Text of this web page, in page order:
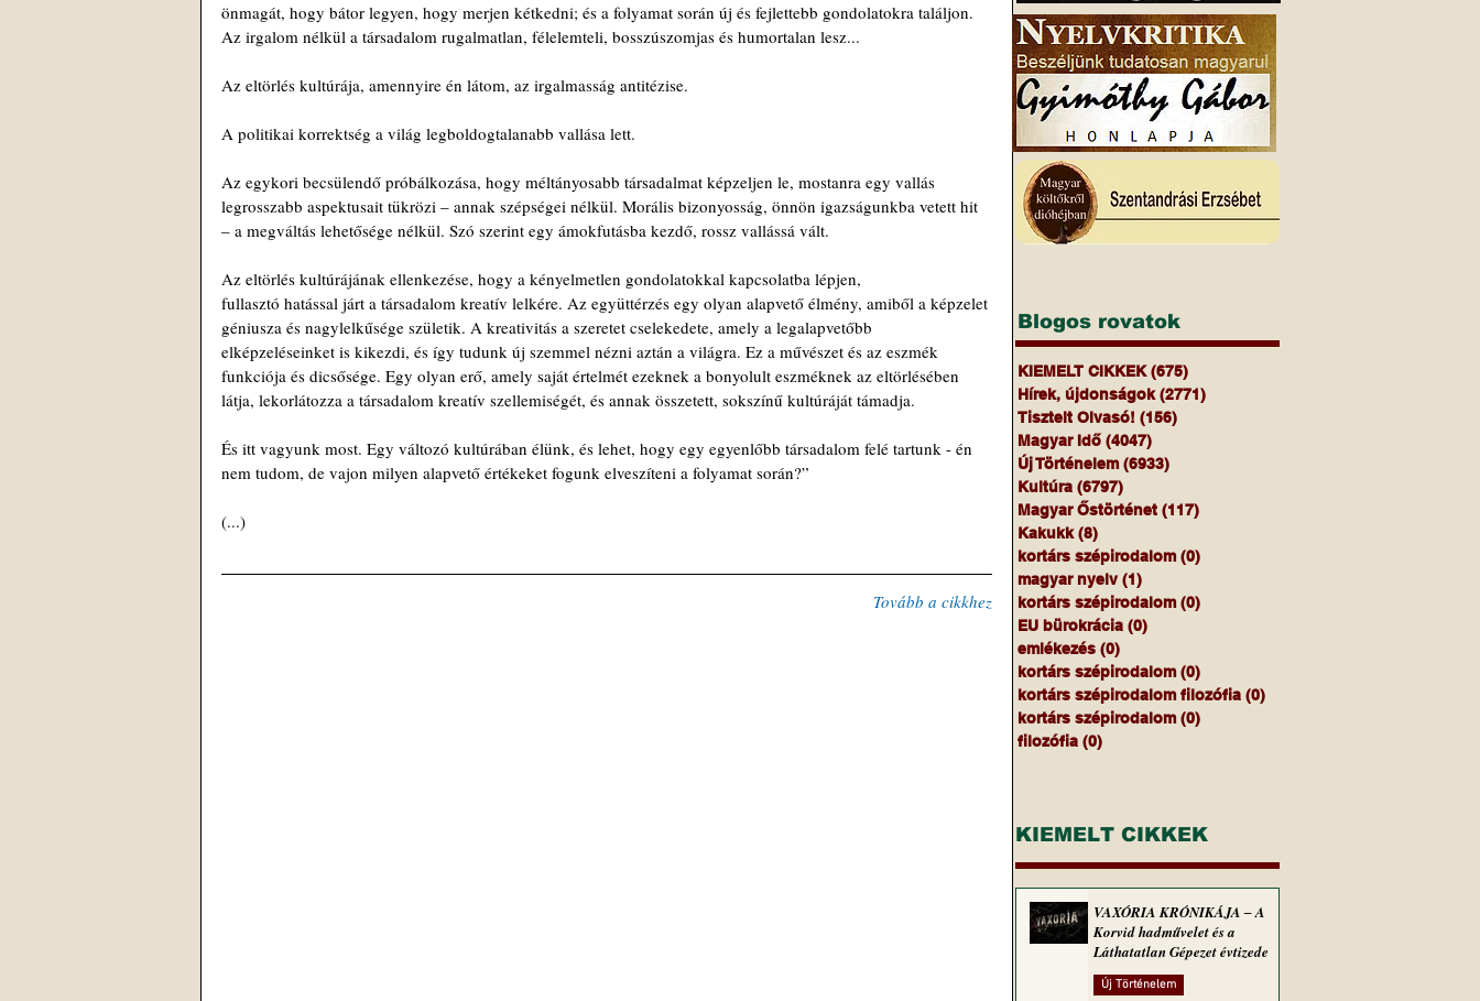
önmagát, hogy bátor legyen, hogy merjen kétkedni; és a folyamat során új és fejlettebb gondolatokra találjon.
Az irgalom nélkül a társadalom rugalmatlan, félelemteli, bosszúszomjas és humortalan lesz...
Az eltörlés kultúrája, amennyire én látom, az irgalmasság antitézise.
A politikai korrektség a világ legboldogtalanabb vallása lett.
Az egykori becsülendő próbálkozása, hogy méltányosabb társadalmat képzeljen le, mostanra egy vallás
legrosszabb aspektusait tükrözi – annak szépségei nélkül. Morális bizonyosság, önnön igazságunkba vetett hit
– a megváltás lehetősége nélkül. Szó szerint egy ámokfutásba kezdő, rossz vallássá vált.
Az eltörlés kultúrájának ellenkezése, hogy a kényelmetlen gondolatokkal kapcsolatba lépjen,
fullasztó hatással járt a társadalom kreatív lelkére. Az együttérzés egy olyan alapvető élmény, amiből a képzelet
géniusza és nagylelkűsége születik. A kreativitás a szeretet cselekedete, amely a legalapvetőbb
elképzeléseinket is kikezdi, és így tudunk új szemmel nézni aztán a világra. Ez a művészet és az eszmék
funkciója és dicsősége. Egy olyan erő, amely saját értelmét ezeknek a bonyolult eszméknek az eltörlésében
látja, lekorlátozza a társadalom kreatív szellemiségét, és annak összetett, sokszínű kultúráját támadja.
És itt vagyunk most. Egy változó kultúrában élünk, és lehet, hogy egy egyenlőbb társadalom felé tartunk - én
nem tudom, de vajon milyen alapvető értékeket fogunk elveszíteni a folyamat során?”
(...)
Tovább a cikkhez
Blogos rovatok
KIEMELT CIKKEK (675)
Hírek, újdonságok (2771)
Tisztelt Olvasó! (156)
Magyar Idő (4047)
Új Történelem (6933)
Kultúra (6797)
Magyar Őstörténet (117)
Kakukk (8)
kortárs szépirodalom (0)
magyar nyelv (1)
kortárs szépirodalom (0)
EU bürokrácia (0)
emlékezés (0)
kortárs szépirodalom (0)
kortárs szépirodalom filozófia (0)
kortárs szépirodalom (0)
filozófia (0)
KIEMELT CIKKEK
VAXÓRIA KRÓNIKÁJA ‒ A
Korvid hadművelet és a
Láthatatlan Gépezet évtizede
Új Történelem